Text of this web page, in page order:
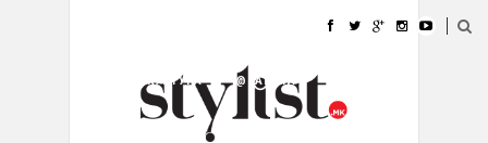
УБАВИНА
КУЛТУРА @РАБОТА
ИЗЛОГ